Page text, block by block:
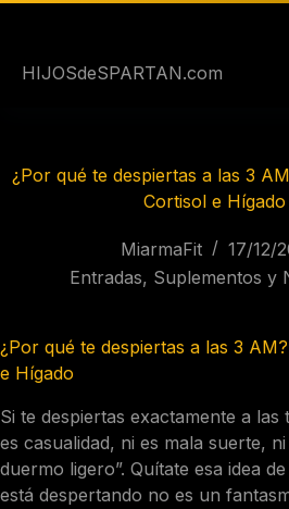
contenido
HIJOSdeSPARTAN.com
¿Por qué te despiertas a las 3
Cortisol e Hígado
MiarmaFit
17/12/
Entradas, Suplementos y
¿Por qué te despiertas a las 3
e Hígado
Si te despiertas exactamente a
es casualidad, ni es mala suerte,
duermo ligero”. Quítate esa idea
está despertando no es un